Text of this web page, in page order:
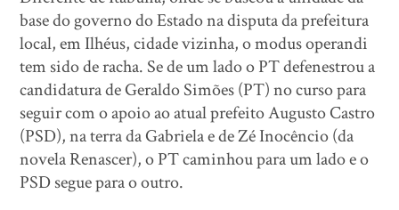
base do governo do Estado na disputa da prefeitura
local, em Ilhéus, cidade vizinha, o modus operandi
tem sido de racha. Se de um lado o PT defenestrou a
candidatura de Geraldo Simões (PT) no curso para
seguir com o apoio ao atual prefeito Augusto Castro
(PSD), na terra da Gabriela e de Zé Inocêncio (da
novela Renascer), o PT caminhou para um lado e o
PSD segue para o outro.